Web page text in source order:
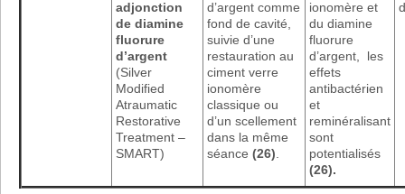
adjonction
de diamine
fluorure
d’argent
(Silver
Modified
Atraumatic
Restorative
Treatment –
SMART)
d’argent comme
fond de cavité,
suivie d’une
restauration au
ciment verre
ionomère
classique ou
d’un scellement
dans la même
séance (26)
ionomère et
du diamine
fluorure
d’argent, les
effets
antibactérien
et
reminéralisant
sont
potentialisés
(26).